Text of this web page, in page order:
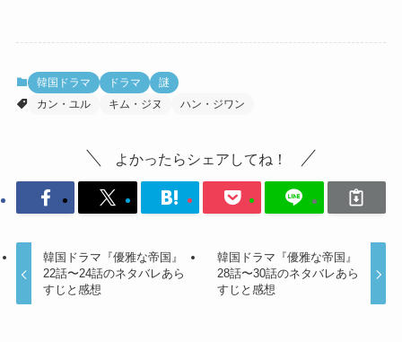
韓国ドラマ ドラマ
謎
カン・ユル
キム・ジヌ ハン・ジワン
よかったらシェアしてね！
韓国ドラマ『優雅な帝国』
22話〜24話のネタバレあら
すじと感想
韓国ドラマ『優雅な帝国』
28話〜30話のネタバレあら
すじと感想